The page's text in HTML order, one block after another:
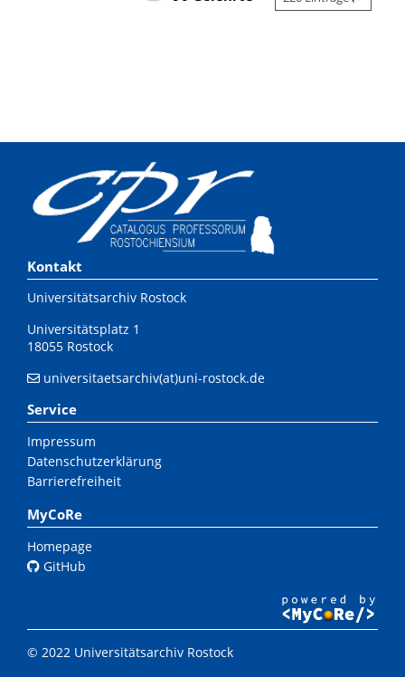
Kontakt
Universitätsarchiv Rostock
Universitätsplatz 1
18055 Rostock
universitaetsarchiv(at)uni-rostock.de
Service
Impressum
Datenschutzerklärung
Barrierefreiheit
MyCoRe
Homepage
GitHub
© 2022 Universitätsarchiv Rostock